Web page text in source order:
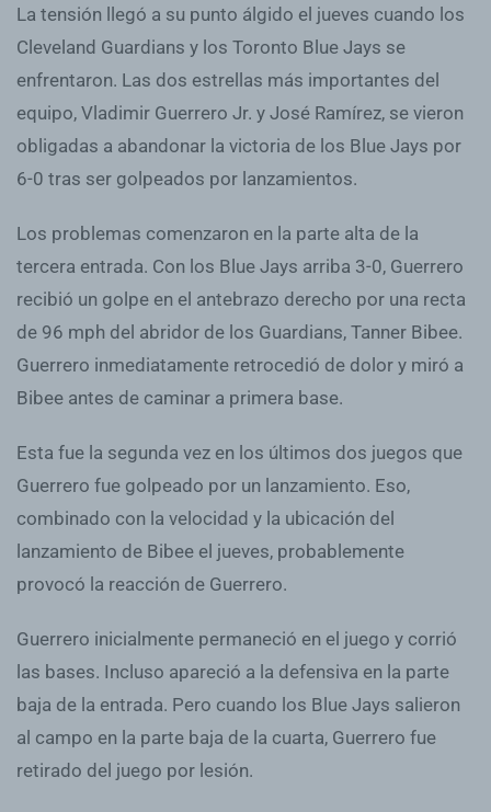
La tensión llegó a su punto álgido el jueves cuando los
Cleveland Guardians y los Toronto Blue Jays se
enfrentaron. Las dos estrellas más importantes del
equipo, Vladimir Guerrero Jr. y José Ramírez, se vieron
obligadas a abandonar la victoria de los Blue Jays por
6-0 tras ser golpeados por lanzamientos.
Los problemas comenzaron en la parte alta de la
tercera entrada. Con los Blue Jays arriba 3-0, Guerrero
recibió un golpe en el antebrazo derecho por una recta
de 96 mph del abridor de los Guardians, Tanner Bibee.
Guerrero inmediatamente retrocedió de dolor y miró a
Bibee antes de caminar a primera base.
Esta fue la segunda vez en los últimos dos juegos que
Guerrero fue golpeado por un lanzamiento. Eso,
combinado con la velocidad y la ubicación del
lanzamiento de Bibee el jueves, probablemente
provocó la reacción de Guerrero.
Guerrero inicialmente permaneció en el juego y corrió
las bases. Incluso apareció a la defensiva en la parte
baja de la entrada. Pero cuando los Blue Jays salieron
al campo en la parte baja de la cuarta, Guerrero fue
retirado del juego por lesión.